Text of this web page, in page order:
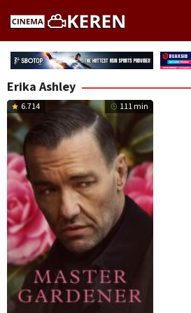
Erika Ashley
6.714 111 min